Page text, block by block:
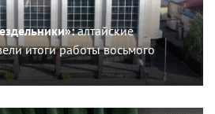
алтайские
итоги работы восьмого